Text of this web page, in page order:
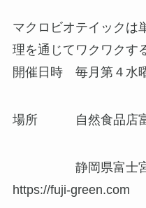
マクロビオテイックは
理を通じてワクワクす
開催日時 毎月第４水
場所 自然食品店富
静岡県富士宮
https://fuji-green.com